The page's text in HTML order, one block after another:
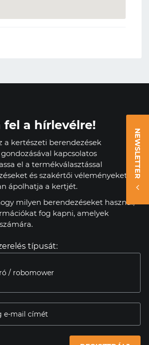
NEWSLETTER
fel a hírlevélre!
a kertészeti berendezések
kapcsolatos
el a termékválasztással
és szakértői véleményeket.
ápolhatja a kertjét.
milyen berendezéseket használ,
fog kapni, amelyek
típusát: